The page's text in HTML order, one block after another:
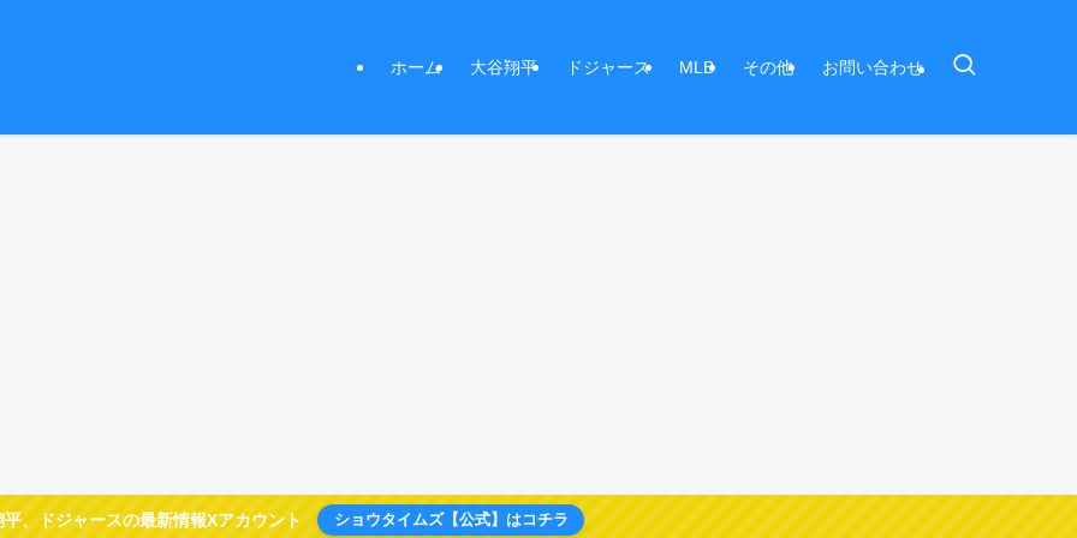
ホーム 大谷翔平 ドジャース MLB その他 お問い合わせ
平、ドジャースの最新情報Xアカウント ショウタイムズ【公式】はコチラ